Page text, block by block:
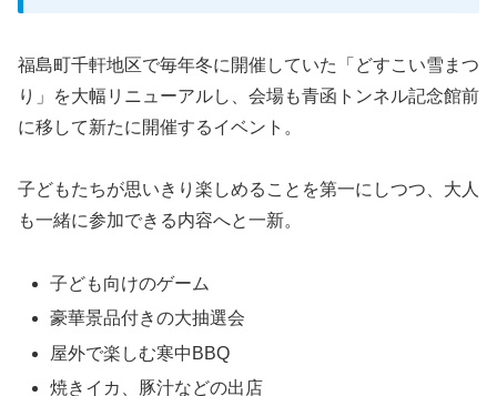
福島町千軒地区で毎年冬に開催していた「どすこい雪まつ
り」を大幅リニューアルし、会場も青函トンネル記念館前
に移して新たに開催するイベント。
子どもたちが思いきり楽しめることを第一にしつつ、大人
も一緒に参加できる内容へと一新。
子ども向けのゲーム
豪華景品付きの大抽選会
屋外で楽しむ寒中BBQ
焼きイカ、豚汁などの出店